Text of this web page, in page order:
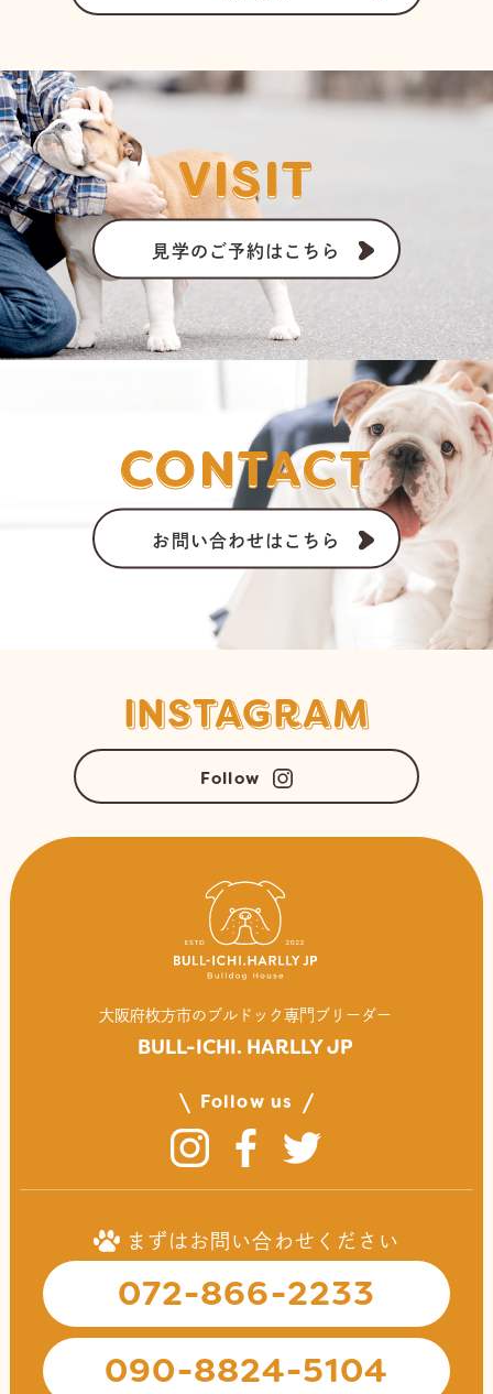
VISIT
見学のご予約はこちら
CONTACT
お問い合わせはこちら
INSTAGRAM
Follow
⼤阪府枚⽅市のブルドック専⾨ブリーダー
BULL-ICHI. HARLLY JP
Follow us
まずはお問い合わせください
072-866-2233
090-8824-5104